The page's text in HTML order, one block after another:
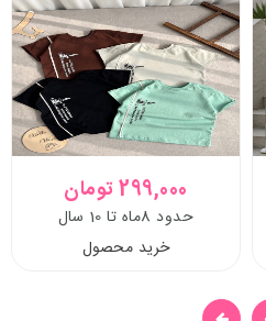
299,000 تومان
حدود 8ماه تا 10 سال
خرید محصول